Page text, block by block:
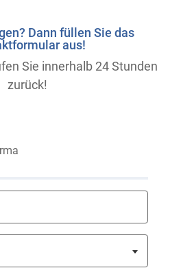
Dann füllen Sie das
aus!
Sie innerhalb 24 Stunden
zurück!